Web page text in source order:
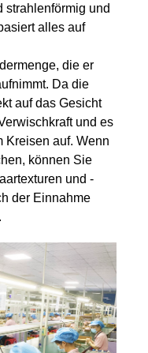
strahlenförmig und
alles auf
die er
Da die
auf das Gesicht
und es
Kreisen auf. Wenn
können Sie
und -
der Einnahme